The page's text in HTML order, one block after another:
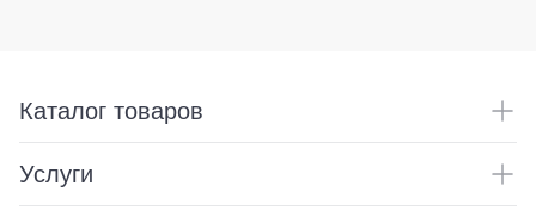
Каталог товаров
Услуги